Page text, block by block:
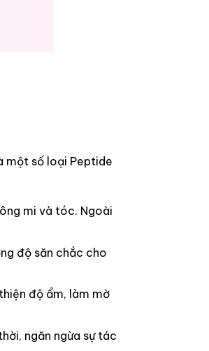
một số loại Peptide
mi và tóc. Ngoài
độ săn chắc cho
độ ẩm, làm mờ
ngăn ngừa sự tác